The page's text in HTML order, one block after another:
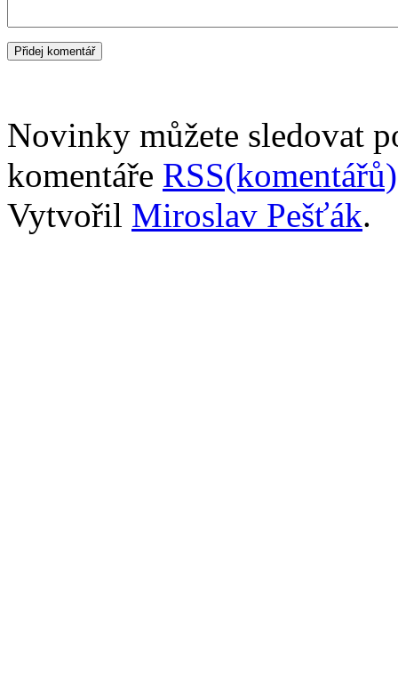
Novinky můžete sledovat
komentáře RSS(komentářů)
Vytvořil Miroslav Pešťák.